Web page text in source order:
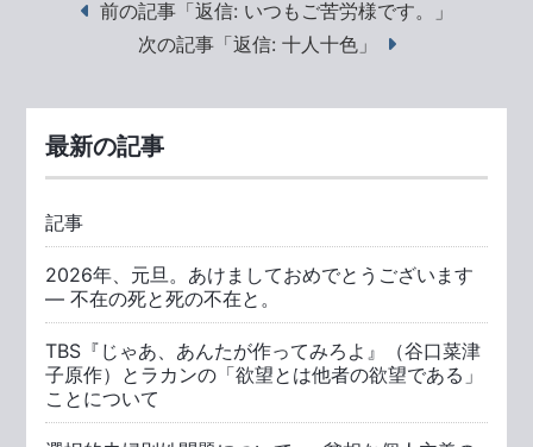
前の記事「返信: いつもご苦労様です。」
次の記事「返信: 十人十色」
最新の記事
記事
2026年、元旦。あけましておめでとうございます
― 不在の死と死の不在と。
TBS『じゃあ、あんたが作ってみろよ』（谷口菜津
子原作）とラカンの「欲望とは他者の欲望である」
ことについて